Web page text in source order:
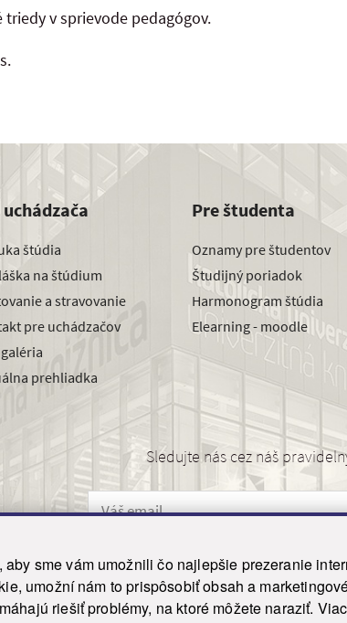
sme vám umožnili čo najlepšie prezeranie
umožní nám to prispôsobiť obsah a
riešiť problémy, na ktoré môžete naraziť.
triedy v sprievode pedagógov.
uchádzača
štúdia
na štúdium
a stravovanie
pre uchádzačov
prehliadka
Pre študenta
Oznamy pre študentov
Študijný poriadok
Harmonogram štúdia
Elearning - moodle
Sledujte nás cez náš
© 2021-2026 ku.sk. Všetky práva vyhradené. | Ochrana osobných údajov
This site is protected by reCAPTCHA and the Google Privacy